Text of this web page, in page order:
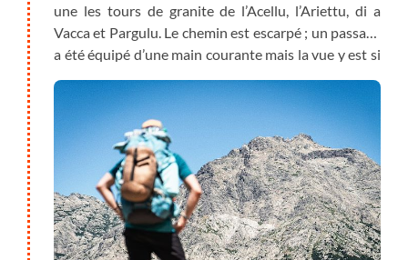
une les tours de granite de l’Acellu, l’Ariettu, di a
Vacca et Pargulu. Le chemin est escarpé ; un passage
a été équipé d’une main courante mais la vue y est si
Haut lieu de l’escalade en Corse, ce massif est d’une
beauté très alpine avec néanmoins la mer toute
proche et ses reflets argentés. Le chemin bascule
derrière la crête à 1662m, après 2h30 de marche
environ ; la descente est raide, et vous apercevez en
face le Monte Alcudina. Une heure plus tard, vous
regagnez le GR®20 classique et remontez le vallon
d’Asinau pour atteindre les bergeries du même nom.